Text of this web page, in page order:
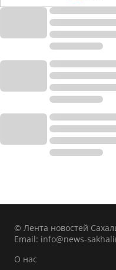
© Лента новостей
Email: info@news-
О нас